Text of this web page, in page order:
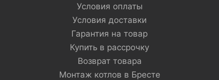
Условия оплаты
Условия доставки
Гарантия на товар
Купить в рассрочку
Возврат товара
Монтаж котлов в Бресте